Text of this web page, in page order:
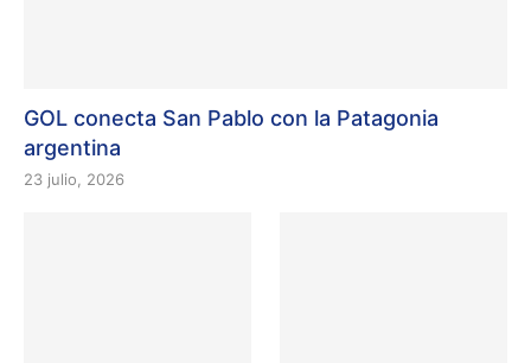
GOL conecta San Pablo con la Patagonia
argentina
23 julio, 2026